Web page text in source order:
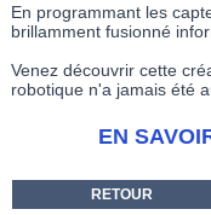
En programmant les
brillamment fusionné
Venez découvrir cette
robotique n'a jamais été
EN
RETOUR